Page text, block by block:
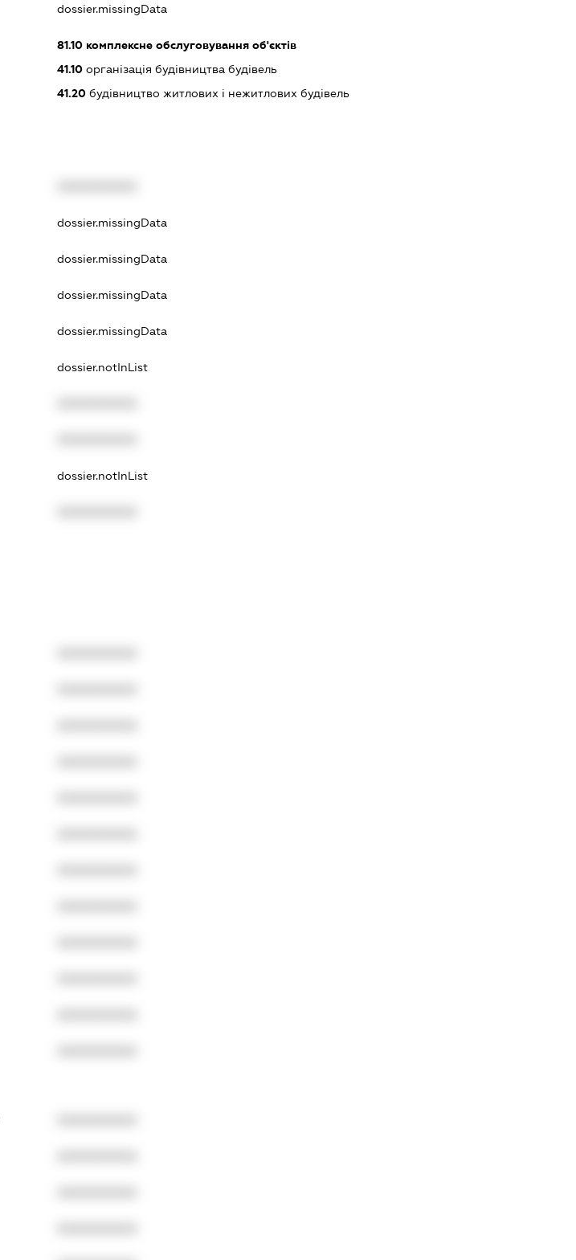
dossier.missingData
81.10комплексне обслуговування об'єктів
41.10організація будівництва будівель
41.20будівництво житлових і нежитлових будівель
dossier.missingData
dossier.missingData
dossier.missingData
dossier.missingData
dossier.notInList
dossier.notInList